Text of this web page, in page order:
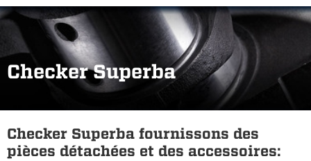
Checker Superba
Checker Superba fournissons des
pièces détachées et des accessoires: